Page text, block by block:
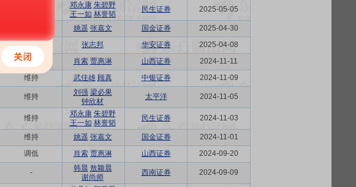
邓永康 朱碧野
王一如 林誉韬
民生证券 2025-05-05
姚遥 张嘉文 国金证券
2025-04-30
首次 张志邦 华安证券
2025-04-08
维持 肖索 贾惠淋 山西证券
2024-11-11
维持 武佳雄 顾真 中银证券 2024-11-09
维持 刘强 梁必果
钟欣材
太平洋 2024-11-05
维持 邓永康 朱碧野
王一如 林誉韬
民生证券 2024-11-03
维持 姚遥 张嘉文 国金证券
2024-11-01
调低 肖索 贾惠淋 山西证券 2024-09-20
- 韩晨 敖颖晨
谢尚师
西南证券 2024-09-09